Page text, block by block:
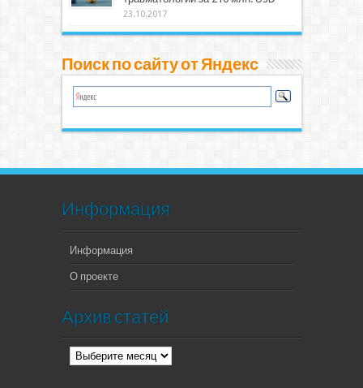
23.10.2017
Поиск по сайту от Яндекс
Информация
Информация
О проекте
Архив статей
Архив
статей